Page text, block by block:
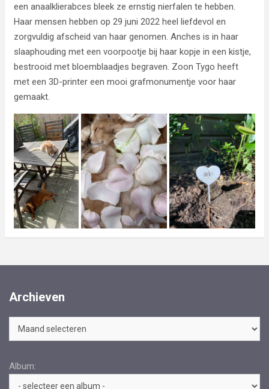
een anaalklierabces bleek ze ernstig nierfalen te hebben.
Haar mensen hebben op 29 juni 2022 heel liefdevol en
zorgvuldig afscheid van haar genomen. Anches is in haar
slaaphouding met een voorpootje bij haar kopje in een kistje,
bestrooid met bloemblaadjes begraven. Zoon Tygo heeft
met een 3D-printer een mooi grafmonumentje voor haar
gemaakt.
Archieven
Archieven
Album: